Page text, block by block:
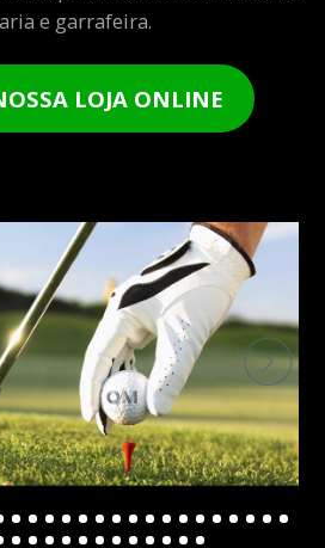
e garrafeira.
LOJA ONLINE